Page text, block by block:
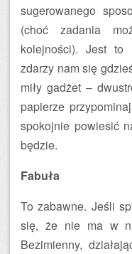
sugerowanego
(choć zadania
kolejności). Jest to
zdarzy nam się
miły gadżet –
papierze
spokojnie powiesić
będzie.
Fabuła
To zabawne. Jeśli
się, że nie ma w
Bezimienny,